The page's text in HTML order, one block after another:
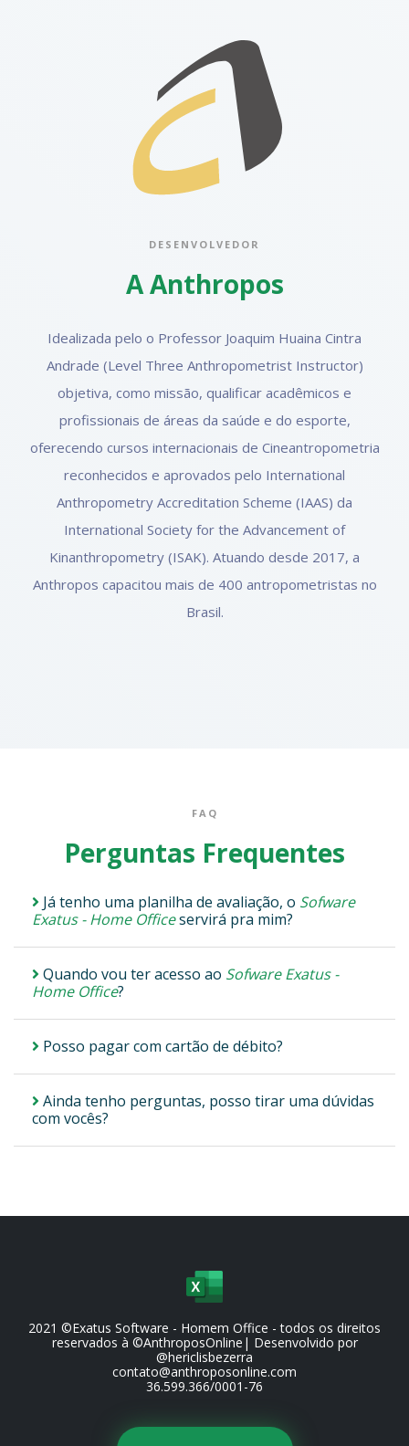
DESENVOLVEDOR
A Anthropos
Idealizada pelo o Professor Joaquim Huaina Cintra
Andrade (Level Three Anthropometrist Instructor)
objetiva, como missão, qualificar acadêmicos e
profissionais de áreas da saúde e do esporte,
oferecendo cursos internacionais de Cineantropometria
reconhecidos e aprovados pelo International
Anthropometry Accreditation Scheme (IAAS) da
International Society for the Advancement of
Kinanthropometry (ISAK). Atuando desde 2017, a
Anthropos capacitou mais de 400 antropometristas no
Brasil.
FAQ
Perguntas Frequentes
Já tenho uma planilha de avaliação, o Sofware
Exatus - Home Officeservirá pra mim?
Quando vou ter acesso ao Sofware Exatus -
Home Office?
Posso pagar com cartão de débito?
Ainda tenho perguntas, posso tirar uma dúvidas
com vocês?
2021 ©Exatus Software - Homem Office - todos os direitos
reservados à ©AnthroposOnline| Desenvolvido por
@hericlisbezerra
contato@anthroposonline.com
36.599.366/0001-76